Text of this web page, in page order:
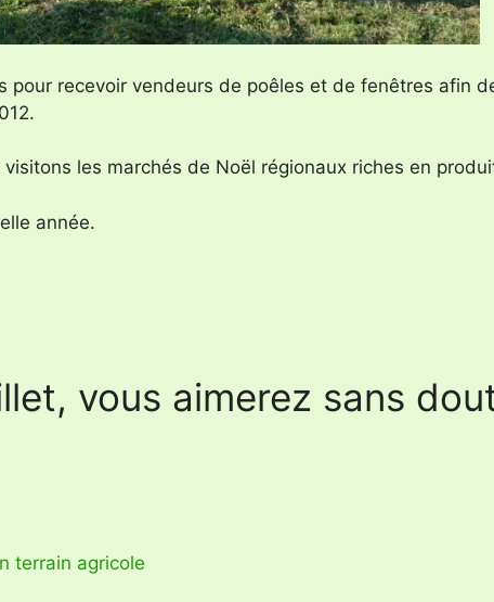
pour recevoir vendeurs de poêles et de fenêtres afin
les marchés de Noël régionaux riches en
année.
vous aimerez sans
terrain agricole